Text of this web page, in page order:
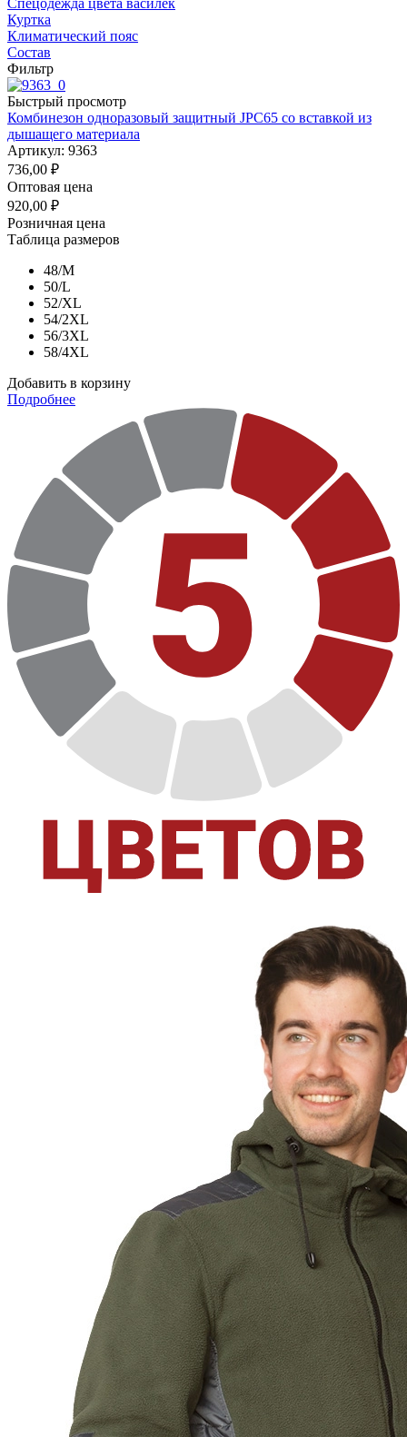
Куртка
Климатический пояс
Состав
Фильтр
Быстрый просмотр
Комбинезон одноразовый защитный JPC65 со вставкой из
дышащего материала
Артикул: 9363
736,00 ₽
Оптовая цена
920,00 ₽
Розничная цена
Таблица размеров
48/M
50/L
52/XL
54/2XL
56/3XL
58/4XL
Добавить в корзину
Подробнее